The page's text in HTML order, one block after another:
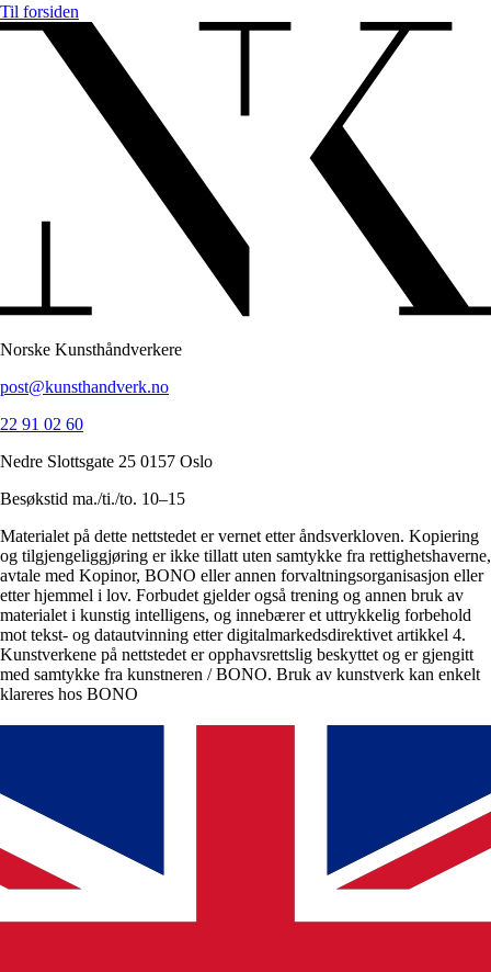
Til forsiden
Norske Kunsthåndverkere
post@kunsthandverk.no
22 91 02 60
Nedre Slottsgate 25 0157 Oslo
Besøkstid ma./ti./to. 10–15
Materialet på dette nettstedet er vernet etter åndsverkloven. Kopiering
og tilgjengeliggjøring er ikke tillatt uten samtykke fra rettighetshaverne,
avtale med Kopinor, BONO eller annen forvaltningsorganisasjon eller
etter hjemmel i lov. Forbudet gjelder også trening og annen bruk av
materialet i kunstig intelligens, og innebærer et uttrykkelig forbehold
mot tekst- og datautvinning etter digitalmarkedsdirektivet artikkel 4.
Kunstverkene på nettstedet er opphavsrettslig beskyttet og er gjengitt
med samtykke fra kunstneren / BONO. Bruk av kunstverk kan enkelt
klareres hos BONO